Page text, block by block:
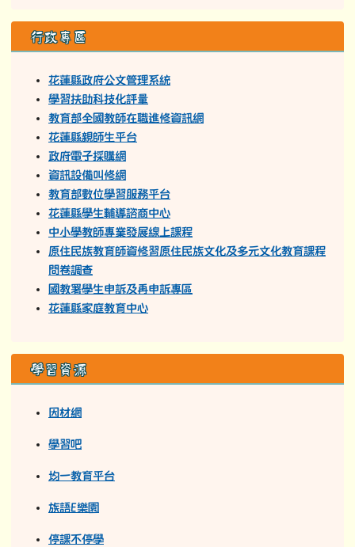
行政專區
花蓮縣政府公文管理系統
學習扶助科技化評量
教育部全國教師在職進修資訊網
花蓮縣親師生平台
政府電子採購網
資訊設備叫修網
教育部數位學習服務平台
花蓮縣學生輔導諮商中心
中小學教師專業發展線上課程
原住民族教育師資修習原住民族文化及多元文化教育課程
問卷調查
國教署學生申訴及再申訴專區
花蓮縣家庭教育中心
學習資源
因材網
學習吧
均一教育平台
族語E樂園
停課不停學